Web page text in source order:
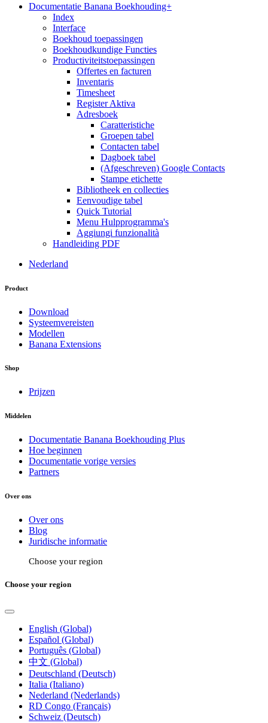
Documentatie Banana Boekhouding+
Index
Interface
Boekhoud toepassingen
Boekhoudkundige Functies
Productiviteitstoepassingen
Offertes en facturen
Inventaris
Timesheet
Register Aktiva
Adresboek
Caratteristiche
Groepen tabel
Contacten tabel
Dagboek tabel
(Afgeschreven) Google Contacts
Stampe etichette
Bibliotheek en collecties
Eenvoudige tabel
Quick Tutorial
Menu Hulpprogramma's
Aggiungi funzionalità
Handleiding PDF
Nederland
Product
Download
Systeemvereisten
Modellen
Banana Extensions
Shop
Prijzen
Middelen
Documentatie Banana Boekhouding Plus
Hoe beginnen
Documentatie vorige versies
Partners
Over ons
Over ons
Blog
Juridische informatie
Choose your region
Choose your region
English (Global)
Español (Global)
Português (Global)
中文 (Global)
Deutschland (Deutsch)
Italia (Italiano)
Nederland (Nederlands)
RD Congo (Français)
Schweiz (Deutsch)